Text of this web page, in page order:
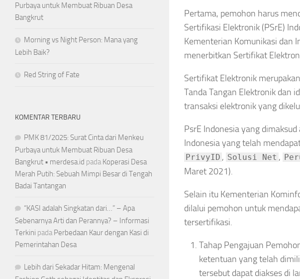
Pertama, pemohon harus
Sertifikasi Elektronik (PSrE)
Kementerian Komunikasi dan
menerbitkan Sertifikat
Sertifikat Elektronik
Tanda Tangan Elektronik dan
transaksi elektronik yang
PsrE Indonesia yang
Indonesia yang telah
PrivyID , Solusi Net ,
Maret 2021).
Selain itu Kementerian
dilalui pemohon untuk
tersertifikasi.
Tahap Pengajuan
ketentuan yang telah
tersebut dapat diakses di
Purbaya untuk Membuat Ribuan Desa
Bangkrut
Morning vs Night Person: Mana yang
Lebih Baik?
Red String of Fate
KOMENTAR TERBARU
PMK 81/2025: Surat Cinta dari Menkeu
Purbaya untuk Membuat Ribuan Desa
Bangkrut • merdesa.id pada Koperasi Desa
Merah Putih: Sebuah Mimpi Besar di Tengah
Badai Tantangan
“KASI adalah Singkatan dari…” – Apa
Sebenarnya Arti dan Perannya? – Informasi
Terkini pada Perbedaan Kaur dengan Kasi di
Pemerintahan Desa
Lebih dari Sekadar Hitam: Mengenal